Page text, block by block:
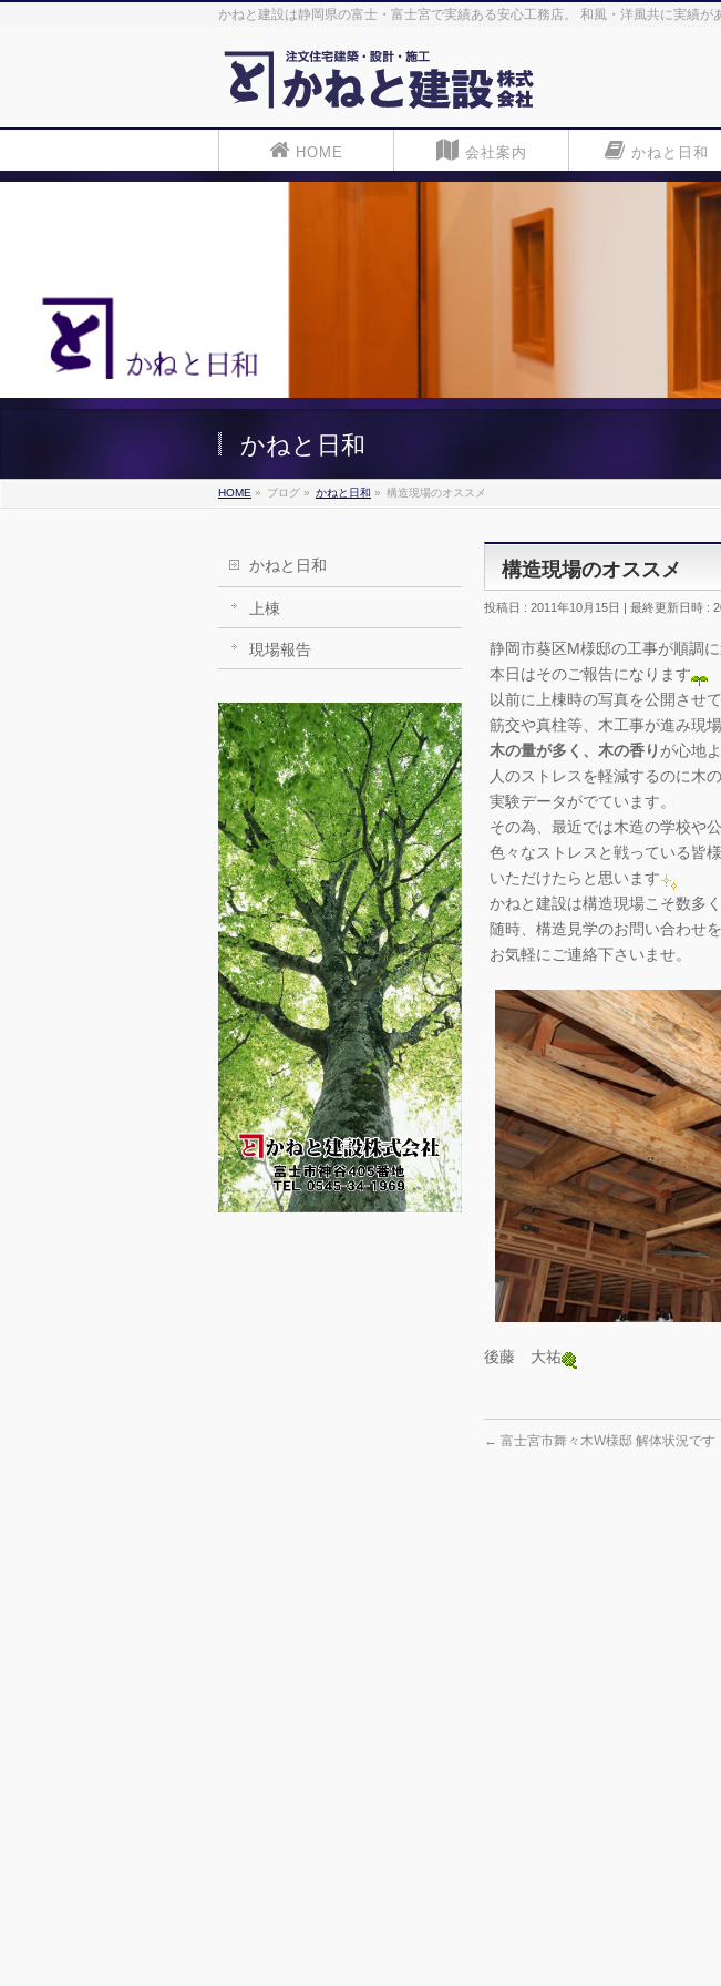
かねと建設は静岡県の富士・富士宮で実績ある安心工務店。 和風・洋風共に実績
HOME 会社案内 かねと日和
かねと日和
HOME » ブログ » かねと日和 » 構造現場のオススメ
かねと日和
上棟
現場報告
構造現場のオススメ
投稿日 : 2011年10月15日 最終更新日時 :
静岡市葵区M様邸の工事が順調に
本日はそのご報告になります
以前に上棟時の写真を公開させ
筋交や真柱等、木工事が進み現
木の量が多く、木の香り が心地
人のストレスを軽減するのに木
実験データがでています。
その為、最近では木造の学校や
色々なストレスと戦っている皆
いただけたらと思います
かねと建設は構造現場こそ数多
随時、構造見学のお問い合わせ
お気軽にご連絡下さいませ。
後藤 大祐
← 富士宮市舞々木W様邸 解体状況です